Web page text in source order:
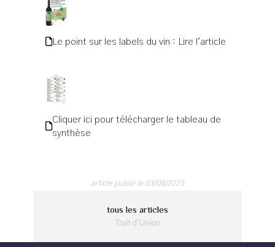
Le point sur les labels du vin : Lire l'article
Cliquer ici pour télécharger le tableau de
synthèse
article publié le 03/08/2023
tous les articles
Trait d'Union